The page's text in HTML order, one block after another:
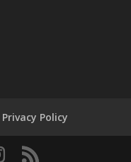
Privacy Policy